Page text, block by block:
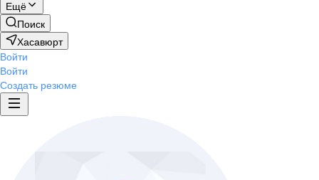
Ещё
Поиск
Хасавюрт
Войти
Войти
Создать резюме